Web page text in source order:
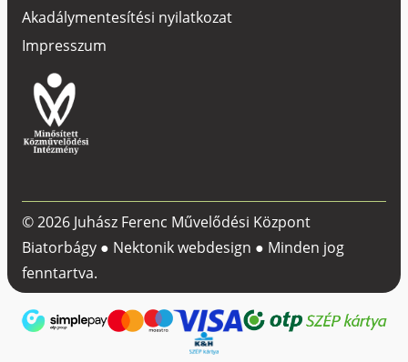
Akadálymentesítési nyilatkozat
Impresszum
© 2026 Juhász Ferenc Művelődési Központ
Biatorbágy ● Nektonik webdesign ● Minden jog
fenntartva.